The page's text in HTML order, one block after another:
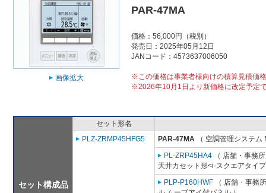
画像拡大
PAR-47MA
価格：56,000円（税別）
発売日：2025年05月12日
JANコード：4573637006050
※この価格は事業者様向けの積算見積価
※2026年10月1日より新価格に改定予定
セット構成品
セット形名
PLZ-ZRMP45HFG5
PAR-47MA （ 空調管理システム
PL-ZRP45HA4 （ 店舗・事務
天井カセット形<i-スクエアタイ
PLP-P160HWF （ 店舗・事務